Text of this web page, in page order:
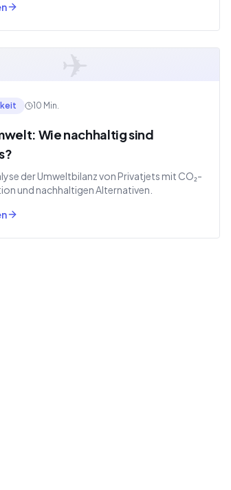
✈
10 Min.
Wie nachhaltig sind
der Umweltbilanz von Privatjets mit CO₂-
und nachhaltigen Alternativen.